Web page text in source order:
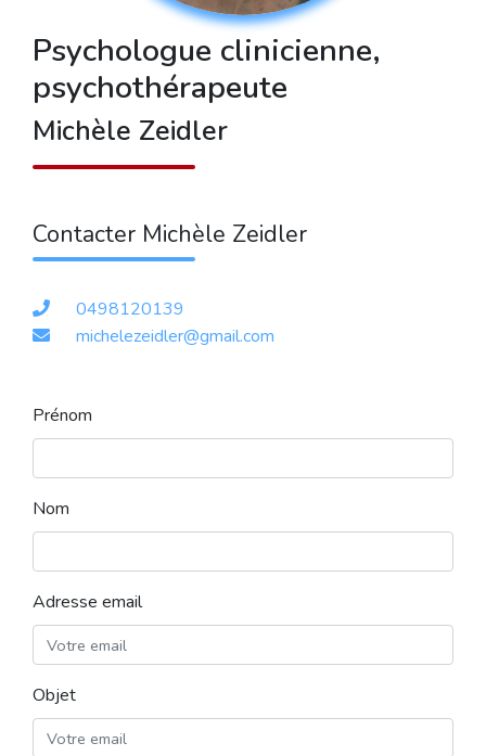
Psychologue clinicienne,
psychothérapeute
Michèle Zeidler
Contacter Michèle Zeidler
0498120139
michelezeidler@gmail.com
Prénom
Nom
Adresse email
Objet